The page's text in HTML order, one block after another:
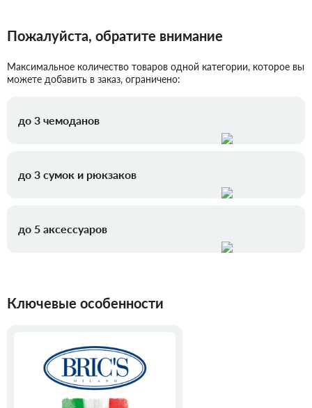
Пожалуйста, обратите внимание
Максимальное количество товаров одной категории, которое вы
можете добавить в заказ, ограничено:
до 3 чемоданов
до 3 сумок и рюкзаков
до 5 аксессуаров
Ключевые особенности